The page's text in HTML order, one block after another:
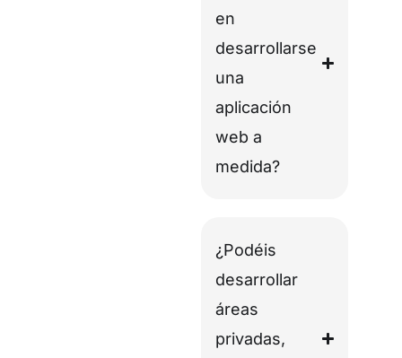
en
desarrollarse
una
aplicación
web a
medida?
¿Podéis
desarrollar
áreas
privadas,